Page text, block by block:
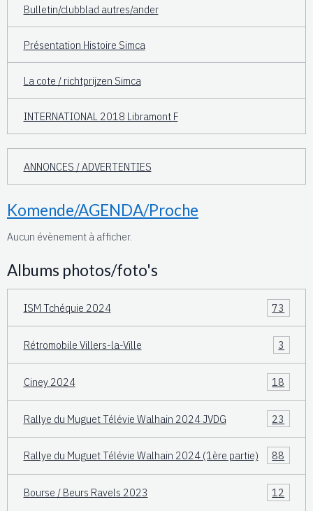
Bulletin/clubblad autres/ander
Présentation Histoire Simca
La cote / richtprijzen Simca
INTERNATIONAL 2018 Libramont F
ANNONCES / ADVERTENTIES
Komende/AGENDA/Proche
Aucun évènement à afficher.
Albums photos/foto's
ISM Tchéquie 2024 73
Rétromobile Villers-la-Ville 3
Ciney 2024 18
Rallye du Muguet Télévie Walhain 2024 JVDG 23
Rallye du Muguet Télévie Walhain 2024 (1ère partie) 88
Bourse / Beurs Ravels 2023 12